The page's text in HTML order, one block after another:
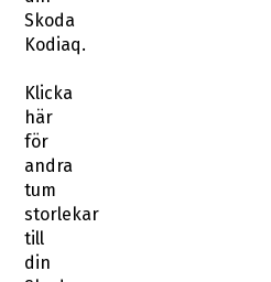
Skoda
Kodiaq.
Klicka
här
för
andra
tum
storlekar
till
din